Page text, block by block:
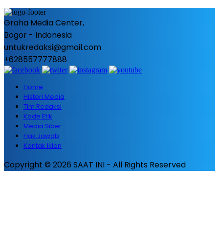
Graha Media Center,
Bogor - Indonesia
untukredaksi@gmail.com
+628557777888
Home
Histori Media
Tim Redaksi
Kode Etik
Media Siber
Hak Jawab
Kontak Iklan
Copyright © 2026 SAAT INI - All Rights Reserved